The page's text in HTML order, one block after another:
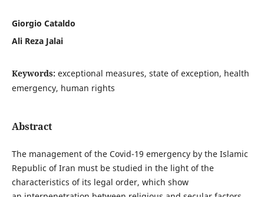
Giorgio Cataldo
Ali Reza Jalai
Keywords: exceptional measures, state of exception, health
emergency, human rights
Abstract
The management of the Covid-19 emergency by the Islamic
Republic of Iran must be studied in the light of the
characteristics of its legal order, which show